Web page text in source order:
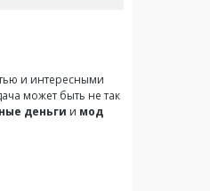
и интересными
может быть не так
деньги и мод